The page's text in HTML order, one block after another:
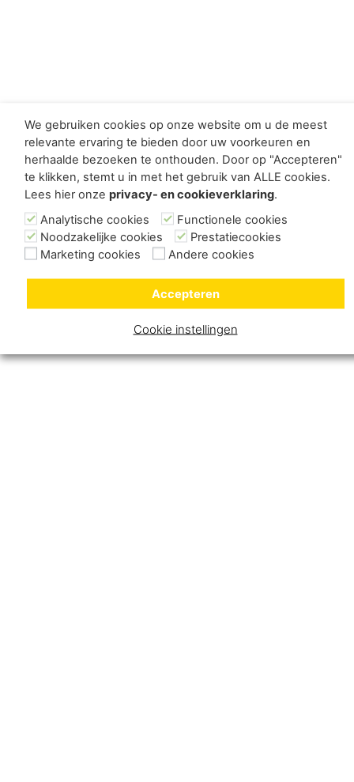
We gebruiken cookies op onze website om u de meest
relevante ervaring te bieden door uw voorkeuren en
herhaalde bezoeken te onthouden. Door op "Accepteren"
te klikken, stemt u in met het gebruik van ALLE cookies.
Lees hier onze privacy- en cookieverklaring.
Analytische cookies
Functionele cookies
Noodzakelijke cookies
Prestatiecookies
Marketing cookies
Andere cookies
Cookie instellingen
Accepteren